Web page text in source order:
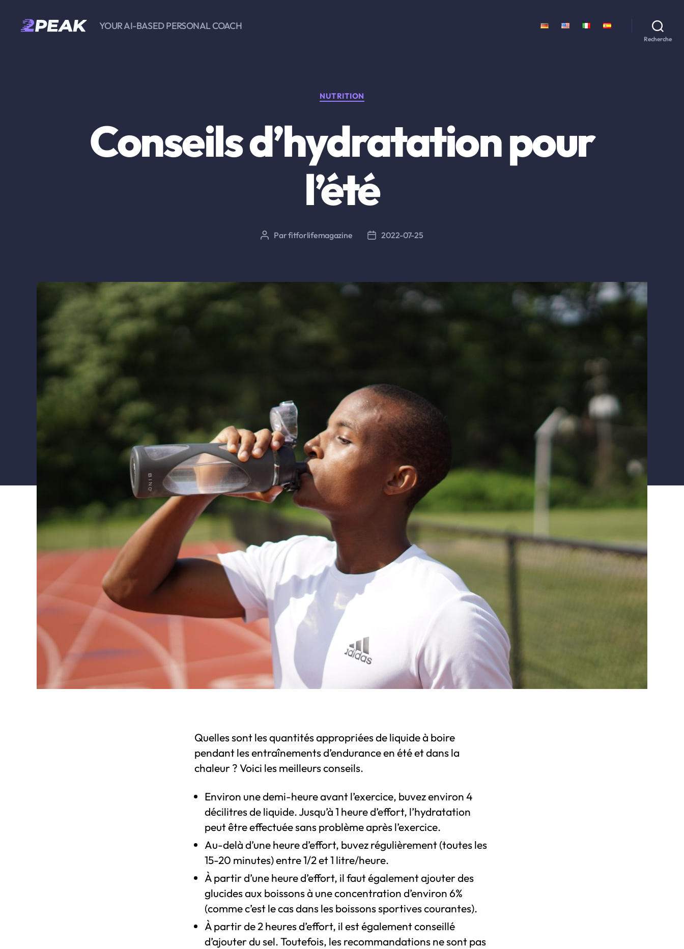
YOUR AI-BASED PERSONAL COACH
Recherche
Catégories
NUTRITION
Conseils d’hydratation pour
l’été
Auteur
Parfitforlifemagazine
Date2022-07-25
Quelles sont les quantités appropriées de liquide à boire
pendant les entraînements d’endurance en été et dans la
chaleur ? Voici les meilleurs conseils.
Environ une demi-heure avant l’exercice, buvez environ 4
décilitres de liquide. Jusqu’à 1 heure d’effort, l’hydratation
peut être effectuée sans problème après l’exercice.
Au-delà d’une heure d’effort, buvez régulièrement (toutes les
15-20 minutes) entre 1/2 et 1 litre/heure.
À partir d’une heure d’effort, il faut également ajouter des
glucides aux boissons à une concentration d’environ 6%
(comme c’est le cas dans les boissons sportives courantes).
À partir de 2 heures d’effort, il est également conseillé
d’ajouter du sel. Toutefois, les recommandations ne sont pas